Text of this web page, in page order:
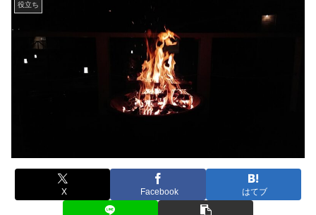
役立ち
X Facebook はてブ